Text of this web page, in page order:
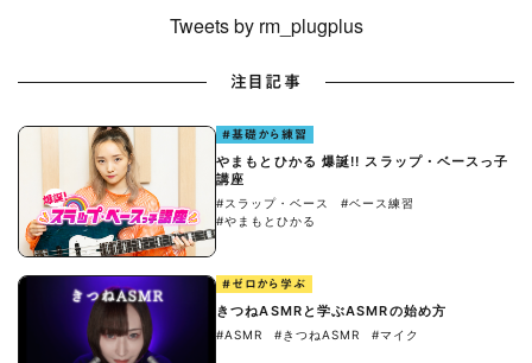
Tweets by rm_plugplus
注目記事
#基礎から練習
やまもとひかる 爆誕!! スラップ・ベースっ子
講座
#スラップ・ベース
#ベース練習
#やまもとひかる
#ゼロから学ぶ
きつねASMRと学ぶASMRの始め方
#ASMR #きつねASMR #マイク